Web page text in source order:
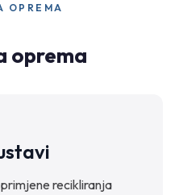
OPREMA
oprema
recikliranja